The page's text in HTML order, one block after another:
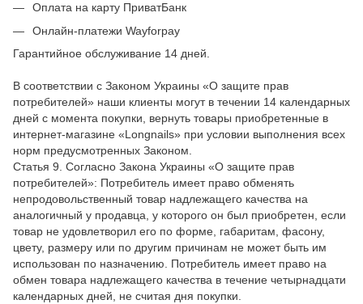
Оплата на карту ПриватБанк
Онлайн-платежи Wayforpay
Гарантийное обслуживание 14 дней.
В соответствии с Законом Украины «О защите прав
потребителей» наши клиенты могут в течении 14 календарных
дней с момента покупки, вернуть товары приобретенные в
интернет-магазине «Longnails» при условии выполнения всех
норм предусмотренных Законом.
Статья 9. Согласно Закона Украины «О защите прав
потребителей»: Потребитель имеет право обменять
непродовольственный товар надлежащего качества на
аналогичный у продавца, у которого он был приобретен, если
товар не удовлетворил его по форме, габаритам, фасону,
цвету, размеру или по другим причинам не может быть им
использован по назначению. Потребитель имеет право на
обмен товара надлежащего качества в течение четырнадцати
календарных дней, не считая дня покупки.